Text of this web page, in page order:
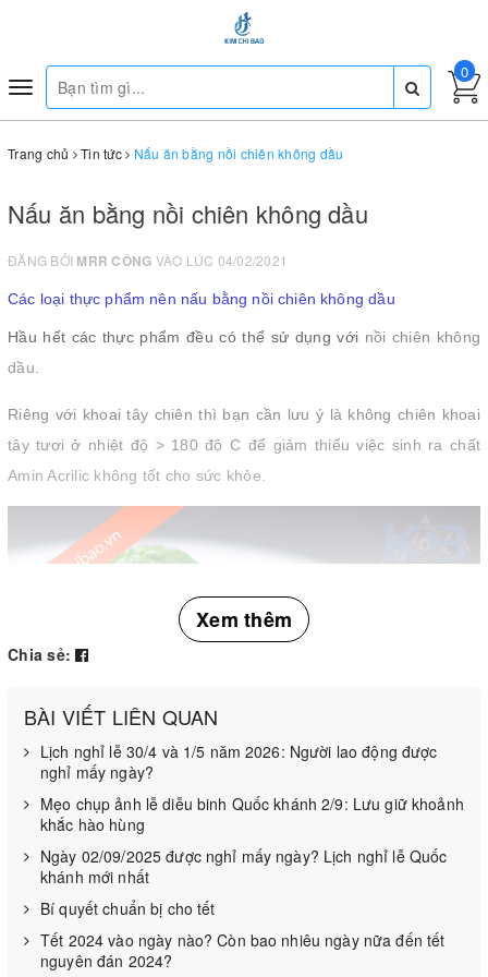
Toggle
navigation
0
Trang chủ Tin tức Nấu ăn bằng nồi chiên không dầu
Nấu ăn bằng nồi chiên không dầu
ĐĂNG BỞI MRR CÔNG VÀO LÚC 04/02/2021
Các loại thực phẩm nên nấu bằng nồi chiên không dầu
Hầu hết các thực phẩm đều có thể sử dụng với nồi chiên không
dầu
Riêng với khoai tây chiên thì bạn cần lưu ý là không chiên khoai
tây tươi ở nhiệt độ > 180 độ C để giảm thiểu việc sinh ra chất
Amin Acrilic không tốt cho sức khỏe.
Xem thêm
Chia sẻ:
BÀI VIẾT LIÊN QUAN
Lịch nghỉ lễ 30/4 và 1/5 năm 2026: Người lao động được
nghỉ mấy ngày?
Mẹo chụp ảnh lễ diễu binh Quốc khánh 2/9: Lưu giữ khoảnh
khắc hào hùng
Ngày 02/09/2025 được nghỉ mấy ngày? Lịch nghỉ lễ Quốc
khánh mới nhất
Bí quyết chuẩn bị cho tết
Tết 2024 vào ngày nào? Còn bao nhiêu ngày nữa đến tết
nguyên đán 2024?